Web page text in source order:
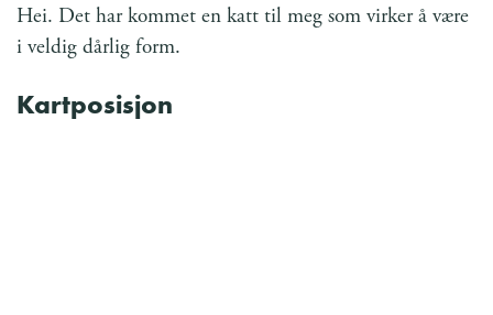
Hei. Det har kommet en katt til meg som virker å være
i veldig dårlig form.
Kartposisjon